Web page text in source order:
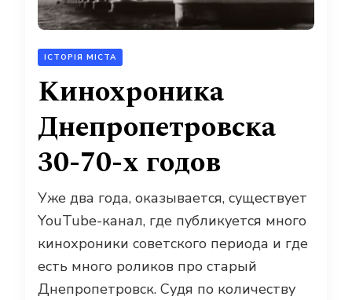
ІСТОРІЯ МІСТА
Кинохроника
Днепропетровска
30-70-х годов
Уже два года, оказывается, существует
YouTube-канал, где публикуется много
кинохроники советского периода и где
есть много роликов про старый
Днепропетровск. Судя по количеству